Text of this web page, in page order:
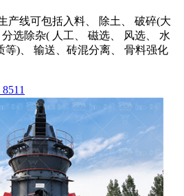
产线可包括入料、 除土、 破碎(大
选除杂( 人工、 磁选、 风选、 水
等)、 输送、砖混分离、 骨料强化